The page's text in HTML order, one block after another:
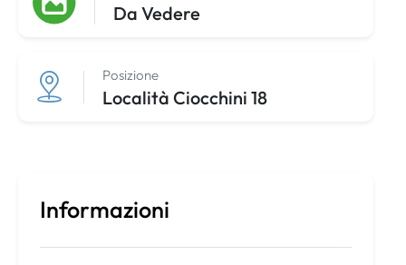
Da Vedere
Posizione
Località Ciocchini 18
Informazioni